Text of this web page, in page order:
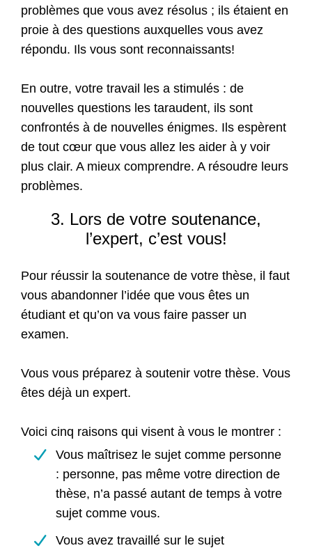
problèmes que vous avez résolus ; ils étaient en
proie à des questions auxquelles vous avez
répondu. Ils vous sont reconnaissants!
En outre, votre travail les a stimulés : de
nouvelles questions les taraudent, ils sont
confrontés à de nouvelles énigmes. Ils espèrent
de tout cœur que vous allez les aider à y voir
plus clair. A mieux comprendre. A résoudre leurs
problèmes.
3. Lors de votre soutenance,
l’expert, c’est vous!
Pour réussir la soutenance de votre thèse, il faut
vous abandonner l’idée que vous êtes un
étudiant et qu’on va vous faire passer un
examen.
Vous vous préparez à soutenir votre thèse. Vous
êtes déjà un expert.
Voici cinq raisons qui visent à vous le montrer :
Vous maîtrisez le sujet comme personne
: personne, pas même votre direction de
thèse, n’a passé autant de temps à votre
sujet comme vous.
Vous avez travaillé sur le sujet